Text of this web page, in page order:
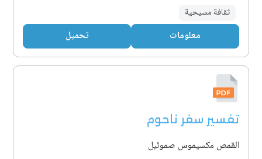
ثقافة مسيحية
معلومات تحميل
تفسير سفر ناحوم
القمص مكسيموس صموئيل